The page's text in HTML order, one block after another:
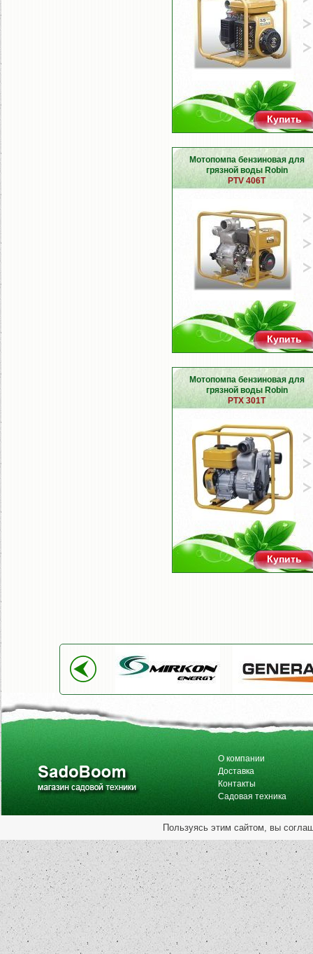
Купить
Мотопомпа бензиновая для
грязной воды Robin
PTV 406T
Купить
Мотопомпа бензиновая для
грязной воды Robin
PTX 301T
Купить
О компании
Доставка
Контакты
Садовая техника
Пользуясь этим сайтом, вы